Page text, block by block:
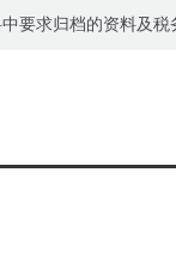
要求归档的资料及